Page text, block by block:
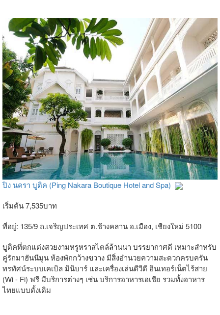
ปิง นครา บูติค (Ping Nakara Boutique Hotel and Spa)
เริ่มต้น 7,535บาท
ที่อยู่: 135/9 ถ.เจริญประเทศ ต.ช้างคลาน อ.เมือง, เชียงใหม่ 5100
บูติคที่ตกแต่งสวยงามหรูหราสไตล์ล้านนา บรรยากาศดี เหมาะสำหรับ
คู่รักมาฮันนีมูน ห้องพักกว้างขวาง มีสิ่งอำนวยความสะดวกครบครัน
ทรทัศน์ระบบเคเบิล มินิบาร์ และเครื่องเล่นดีวีดี อินเทอร์เน็ตไร้สาย
(Wi - Fi) ฟรี มีบริการต่างๆ เช่น บริการอาหารเอเชีย รวมทั้งอาหาร
ไทยแบบดั้งเดิม